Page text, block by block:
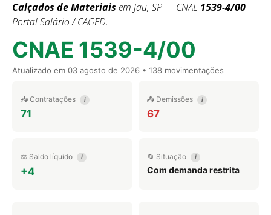
Calçados de Materiais em Jau, SP — CNAE1539-4/00—
Portal Salário / CAGED.
CNAE 1539-4/00
Atualizado em 03 agosto de 2026 • 138 movimentações
📥 Contratações i
71
📤 Demissões i
67
⚖️ Saldo líquido i
+4
🔄 Situação i
Com demanda restrita